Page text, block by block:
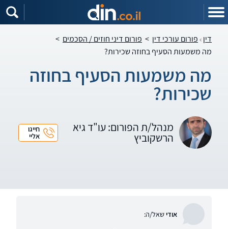
דין פורום עורכי דין > פורום דיני חוזים / הסכמים >
מה משמעות הסעיף בחוזה שכירות?
מה משמעות הסעיף בחוזה
שכירות?
מנהל/ת הפורום: עו"ד גיא
הרשקוביץ
חייגו
אליי
אודישאל/ה: